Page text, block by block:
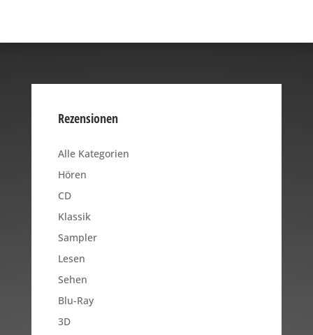
Rezensionen
Alle Kategorien
Hören
CD
Klassik
Sampler
Lesen
Sehen
Blu-Ray
3D